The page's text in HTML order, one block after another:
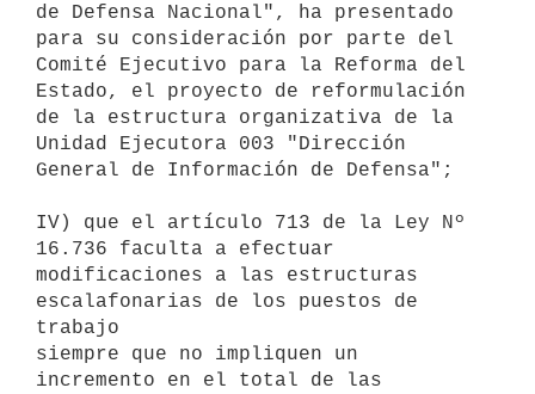
de Defensa Nacional", ha presentado
para su consideración por parte del
Comité Ejecutivo para la Reforma del
Estado, el proyecto de reformulación
de la estructura organizativa de la
Unidad Ejecutora 003 "Dirección
General de Información de Defensa";
IV) que el artículo 713 de la Ley Nº
16.736 faculta a efectuar
modificaciones a las estructuras
escalafonarias de los puestos de
trabajo
siempre que no impliquen un
incremento en el total de las